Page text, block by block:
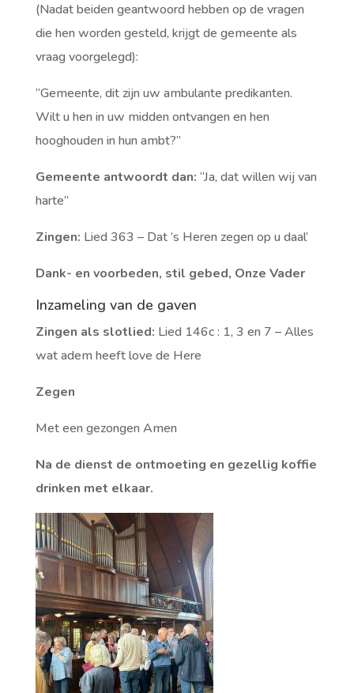
(Nadat beiden geantwoord hebben op de vragen
die hen worden gesteld, krijgt de gemeente als
vraag voorgelegd):
“Gemeente, dit zijn uw ambulante predikanten.
Wilt u hen in uw midden ontvangen en hen
hooghouden in hun ambt?”
Gemeente antwoordt dan: “Ja, dat willen wij van
harte”
Zingen: Lied 363 – Dat ’s Heren zegen op u daal’
Dank- en voorbeden, stil gebed, Onze Vader
Inzameling van de gaven
Zingen als slotlied: Lied 146c : 1, 3 en 7 – Alles
wat adem heeft love de Here
Zegen
Met een gezongen Amen
Na de dienst de ontmoeting en gezellig koffie
drinken met elkaar.